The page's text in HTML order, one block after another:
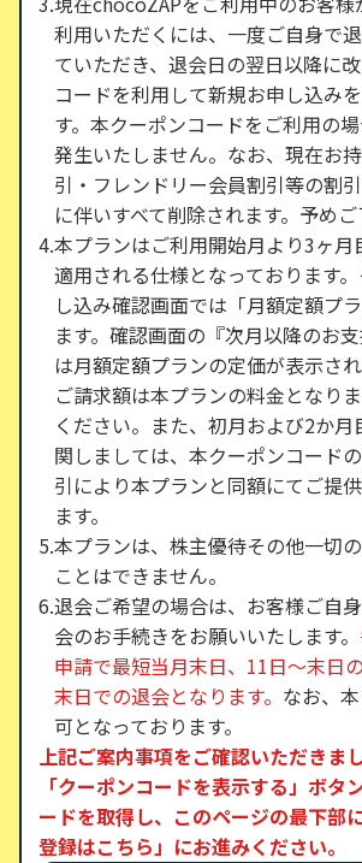
利用いただくには、一度ご自身で
ていただき、退会日の翌日以降に
コードを利用して新規お申し込み
す。本クーポンコードをご利用の
発生いたしません。なお、現在お
引・フレンドリー会員割引等の割
に伴いすべて削除されます。予めご
本プランはご利用開始月より3ヶ月
適用される仕様となっております
し込み確認画面では「月額定額プ
ます。確認画面の『次月以降のお
は月額定額プランの定価が表示さ
ご請求額は本プランの料金となり
ください。また、初月および2か月
関しましては、本クーポンコード
引により本プランと同額にてご提
ます。
本プランは、株主優待その他一切
ことはできません。
退会ご希望の場合は、お客様ご自
会のお手続きをお願いいたします。
申請で最短当月末日、11日〜末日
末日での退会となります。 なお、
可となっております。
上記ご案内事項をご確認いただきま
「クーポンコードを表示する」ボタ
ードを取得し、このページの最下部
登録はこちら」にお進みください。